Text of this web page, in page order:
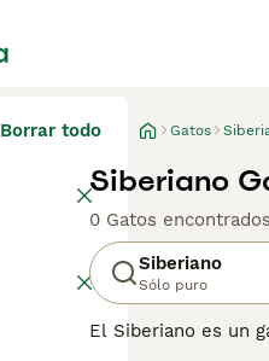
Borrar todo Gatos
Siberiano
0 Gatos encontrados
Siberiano
Sólo puro
El Siberiano es un